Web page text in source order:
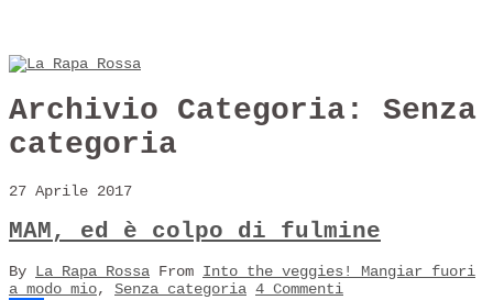
Archivio Categoria: Senza
categoria
27 Aprile 2017
MAM, ed è colpo di fulmine
By La Rapa Rossa From Into the veggies! Mangiar fuori
a modo mio, Senza categoria 4 Commenti